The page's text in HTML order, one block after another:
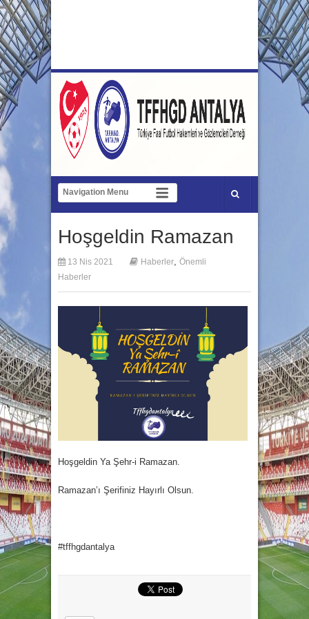
Hoşgeldin Ramazan
13 Nis 2021 Haberler, Önemli
Haberler
Hoşgeldin Ya Şehr-i Ramazan.
Ramazan’ı Şerifiniz Hayırlı Olsun.
#tffhgdantalya